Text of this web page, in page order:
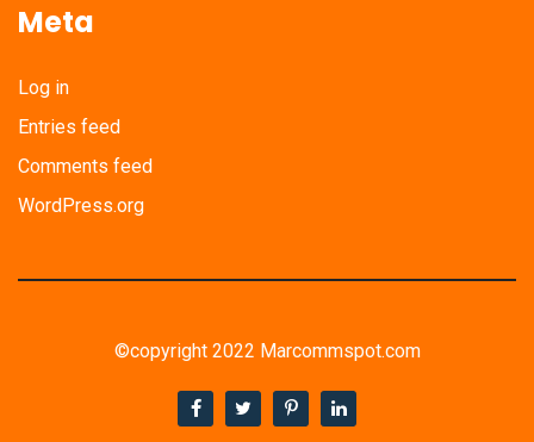
Meta
Log in
Entries feed
Comments feed
WordPress.org
©copyright 2022 Marcommspot.com